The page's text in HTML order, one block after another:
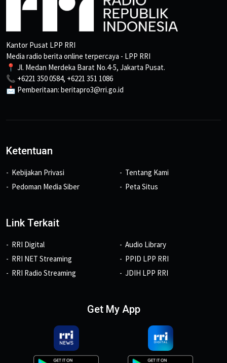
Kantor Pusat LPP RRI
Media radio berita online terpercaya - LPP RRI
📍 Jl. Medan Merdeka Barat No.4-5, Jakarta Pusat.
📞 +6221 350 0584, +6221 351 1086
📩 Pemberitaan: beritapro3@rri.go.id
Ketentuan
Kebijakan Privasi
Pedoman Media Siber
Tentang Kami
Peta Situs
Link Terkait
RRI Digital
RRI NET Streaming
RRI Radio Streaming
Audio Library
PPID LPP RRI
JDIH LPP RRI
Get My App